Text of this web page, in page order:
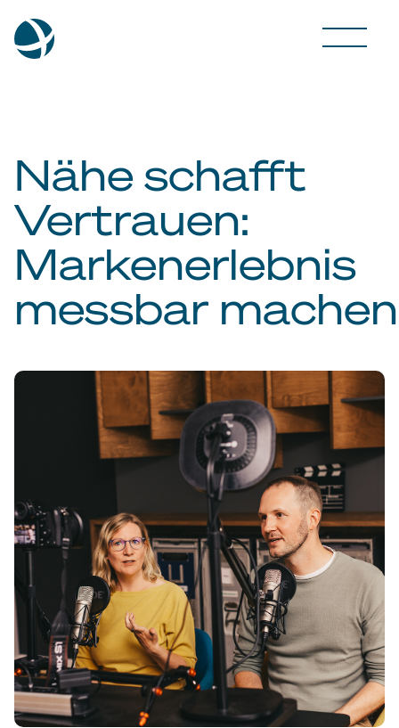
Nähe schafft
Vertrauen:
Markenerlebnis
messbar machen